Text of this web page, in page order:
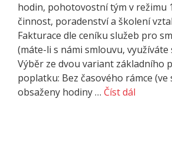
hodin, pohotovostní tým v režimu
činnost, poradenství a školení
Fakturace dle ceníku služeb pro
(máte-li s námi smlouvu, využíváte
Výběr ze dvou variant základního
poplatku: Bez časového rámce
obsaženy hodiny … Číst dál